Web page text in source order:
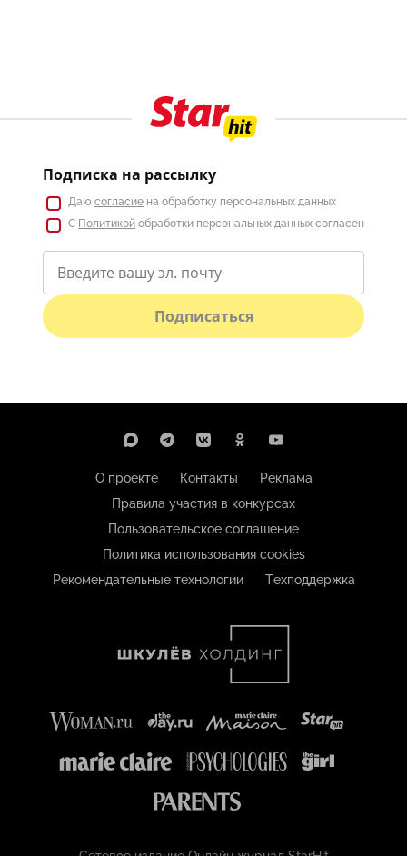
Подписка на рассылку
Даю согласие на обработку персональных данных
С Политикой обработки персональных данных согласен
Подписаться
О проекте Контакты
Реклама
Правила участия в конкурсах
Пользовательское соглашение
Политика использования cookies
Рекомендательные технологии
Техподдержка